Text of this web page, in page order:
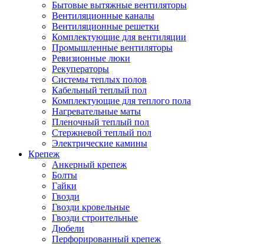
Бытовые вытяжные вентиляторы
Вентиляционные каналы
Вентиляционные решетки
Комплектующие для вентиляции
Промышленные вентиляторы
Ревизионные люки
Рекуператоры
Системы теплых полов
Кабельный теплый пол
Комплектующие для теплого пола
Нагревательные маты
Пленочный теплый пол
Стержневой теплый пол
Электрические камины
Крепеж
Анкерный крепеж
Болты
Гайки
Гвозди
Гвозди кровельные
Гвозди строительные
Дюбели
Перфорированный крепеж